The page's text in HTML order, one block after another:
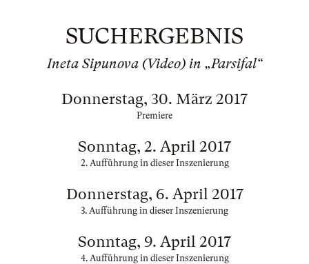
SUCHERGEBNIS
Ineta Sipunova (Video) in „Parsifal“
Donnerstag, 30. März 2017
Premiere
Sonntag, 2. April 2017
2. Aufführung in dieser Inszenierung
Donnerstag, 6. April 2017
3. Aufführung in dieser Inszenierung
Sonntag, 9. April 2017
4. Aufführung in dieser Inszenierung